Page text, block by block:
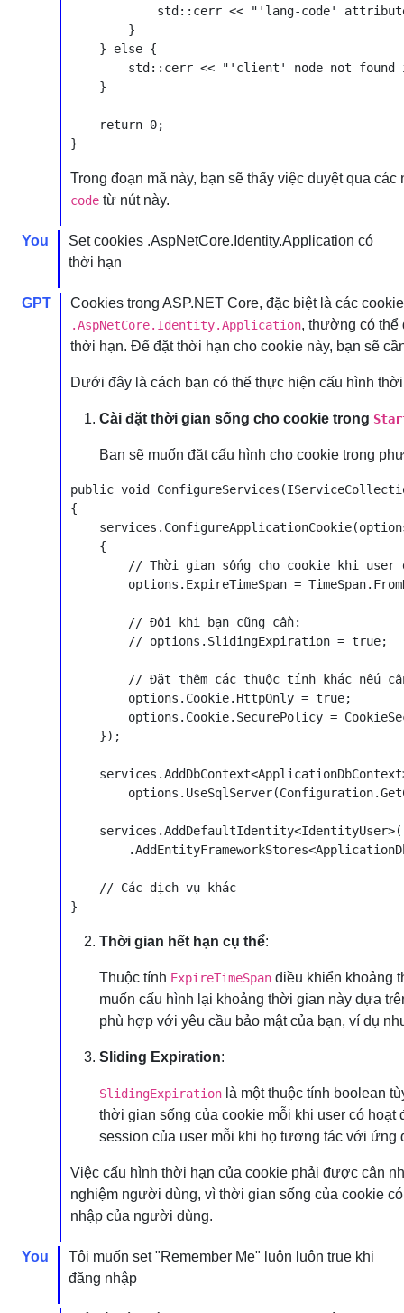
std::cerr << "'lang-code'
        }
    } else {
std::cerr << "'client' node not found
    }
    return 0;
Trong đoạn mã này, bạn sẽ thấy việc duyệt qua
code từ nút này.
You
Set cookies .AspNetCore.Identity.Application có
thời hạn
GPT Cookies trong ASP.NET Core, đặc biệt là các
.AspNetCore.Identity.Application, thường có thể
thời hạn. Để đặt thời hạn cho cookie này, bạn sẽ
Dưới đây là cách bạn có thể thực hiện cấu hình
Cài đặt thời gian sống cho cookie trong
Bạn sẽ muốn đặt cấu hình cho cookie trong
public void
{
    {
// Thời gian sống cho cookie khi
options.ExpireTimeSpan =
        // Đôi khi bạn cũng cần:
        // options.SlidingExpiration = true;
// Đặt thêm các thuộc tính khác nếu
        options.Cookie.HttpOnly = true;
options.Cookie.SecurePolicy =
    });
    // Các dịch vụ khác
Thời gian hết hạn cụ thể:
Thuộc tính ExpireTimeSpan điều khiển khoảng
muốn cấu hình lại khoảng thời gian này dựa
phù hợp với yêu cầu bảo mật của bạn, ví dụ
Sliding Expiration:
SlidingExpiration là một thuộc tính boolean
thời gian sống của cookie mỗi khi user có
session của user mỗi khi họ tương tác với ứng
Việc cấu hình thời hạn của cookie phải được cân
nghiệm người dùng, vì thời gian sống của cookie
nhập của người dùng.
You
Tôi muốn set "Remember Me" luôn luôn true khi
đăng nhập